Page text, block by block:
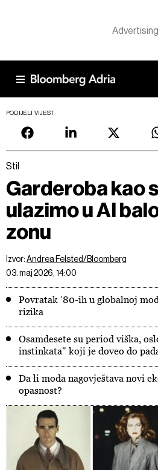
PODIJELI VIJEST
Stil
Garderoba kao
ulazimo u AI
zonu
Izvor:Andrea Felsted/Bloomberg
03. maj 2026, 14:00
Povratak ’80-ih u globalnoj
rizika
Osamdesete su period viška,
instinkata" koji je doveo do
Da li moda nagovještava novi
opasnost?